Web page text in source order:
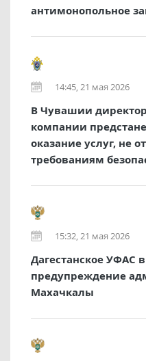
антимонопольное
14:45, 21 мая 2026
В Чувашии
компании
оказание услуг, не
требованиям
15:32, 21 мая 2026
Дагестанское УФАС
предупреждение
Махачкалы